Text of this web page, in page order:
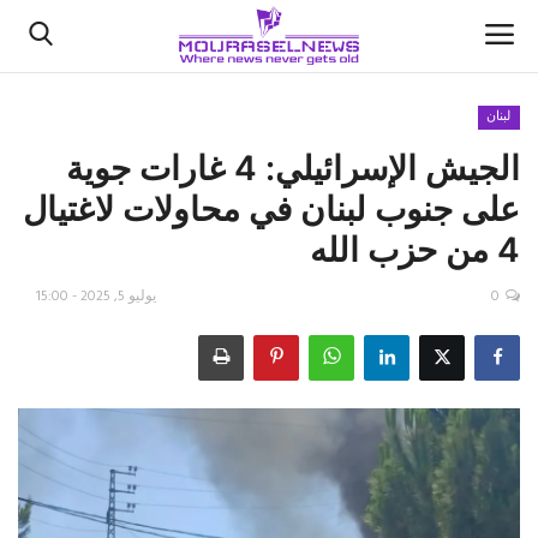
الأخبار
كتّابنا
السعودية
اقتصاد
علوم وتكنولوجيا
رياضة
لبنان
الجيش الإسرائيلي: 4 غارات جوية
على ‎جنوب لبنان في محاولات لاغتيال
4 من حزب الله
يوليو 5, 2025 - 15:00 0